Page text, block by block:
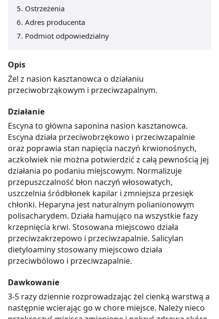
Ostrzeżenia
Adres producenta
Podmiot odpowiedzialny
Opis
Żel z nasion kasztanowca o działaniu
przeciwobrząkowym i przeciwzapalnym.
Działanie
Escyna to główna saponina nasion kasztanowca.
Escyna działa przeciwobrzękowo i przeciwzapalnie
oraz poprawia stan napięcia naczyń krwionośnych,
aczkolwiek nie można potwierdzić z całą pewnością jej
działania po podaniu miejscowym. Normalizuje
przepuszczalność błon naczyń włosowatych,
uszczelnia śródbłonek kapilar i zmniejsza przesięk
chłonki. Heparyna jest naturalnym polianionowym
polisacharydem. Działa hamująco na wszystkie fazy
krzepnięcia krwi. Stosowana miejscowo działa
przeciwzakrzepowo i przeciwzapalnie. Salicylan
dietyloaminy stosowany miejscowo działa
przeciwbólowo i przeciwzapalnie.
Dawkowanie
3-5 razy dziennie rozprowadzając żel cienką warstwą a
następnie wcierając go w chore miejsce. Należy nieco